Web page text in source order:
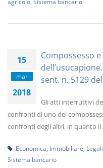
15
mar
2018
Compossesso
sent. n. 5129
Gli atti interruttivi
confronti di uno dei
confronti degli altri, in quanto il
Economica Immobiliare
Sistema bancario